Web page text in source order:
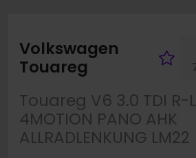
Volkswagen
Touareg
Touareg V6 3.0 TDI R-
4MOTION PANO AHK
ALLRADLENKUNG LM22